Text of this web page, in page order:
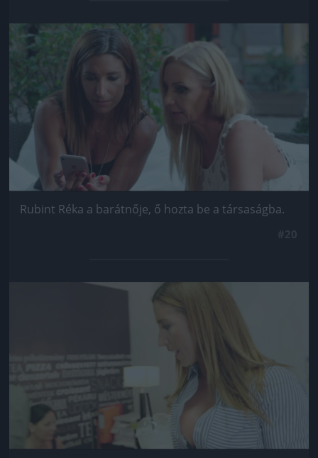
Jön még kép!
Rubint Réka a barátnője, ő hozta be a társaságba.
Jön még kép!